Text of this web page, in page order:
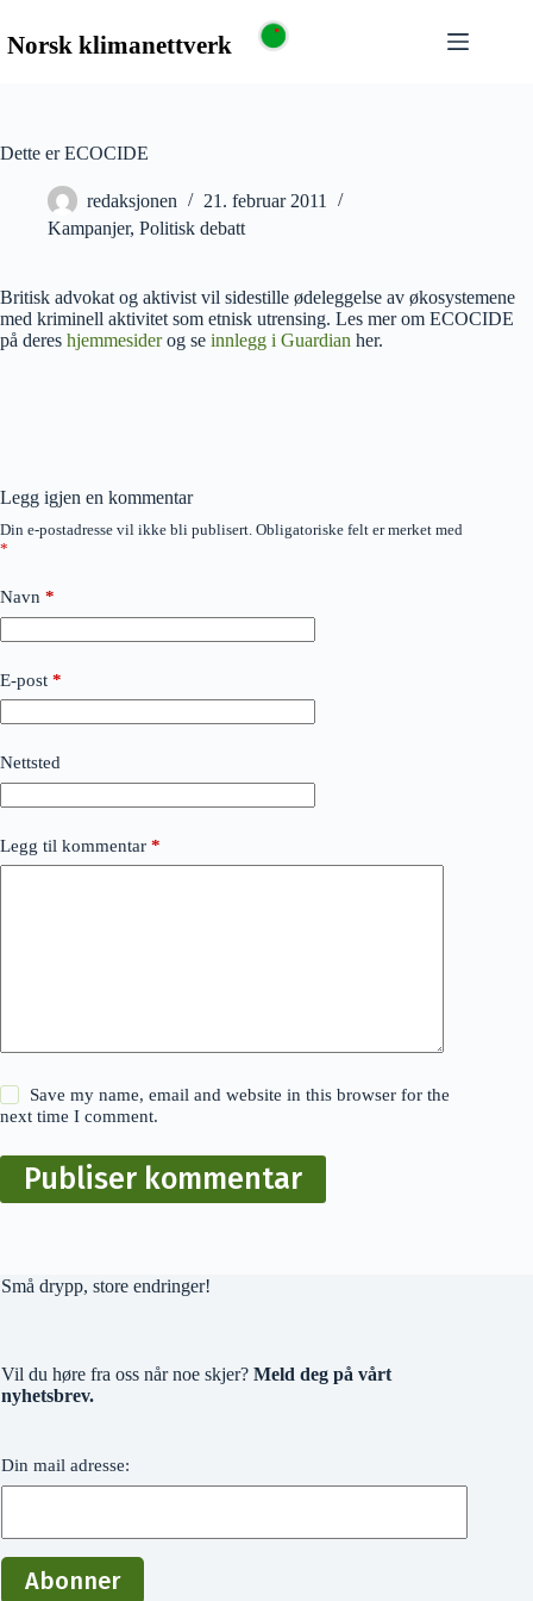
Dette er ECOCIDE
redaksjonen
21. februar 2011
Kampanjer, Politisk debatt
Britisk advokat og aktivist vil sidestille ødeleggelse av økosystemene
med kriminell aktivitet som etnisk utrensing. Les mer om ECOCIDE
på deres hjemmesiderog se innlegg i Guardian her.
Legg igjen en kommentar
Din e-postadresse vil ikke bli publisert. Obligatoriske felt er merket med
*
Navn *
E-post *
Nettsted
Legg til kommentar *
Save my name, email and website in this browser for the
next time I comment.
Publiser kommentar
Små drypp, store endringer!
Vil du høre fra oss når noe skjer? Meld deg på vårt
nyhetsbrev.
Din mail adresse: